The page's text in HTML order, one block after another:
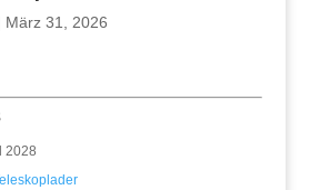
März 31, 2026
2028